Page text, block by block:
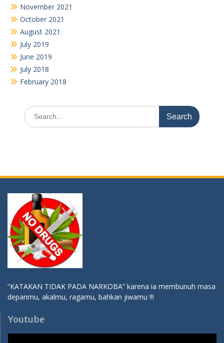
November 2021
October 2021
August 2021
July 2019
June 2019
July 2018
February 2018
Search
for:
“KATAKAN TIDAK PADA NARKOBA” karena ia membunuh masa
depanmu, akalmu, ragamu, bahkan jiwamu !!!
Youtube